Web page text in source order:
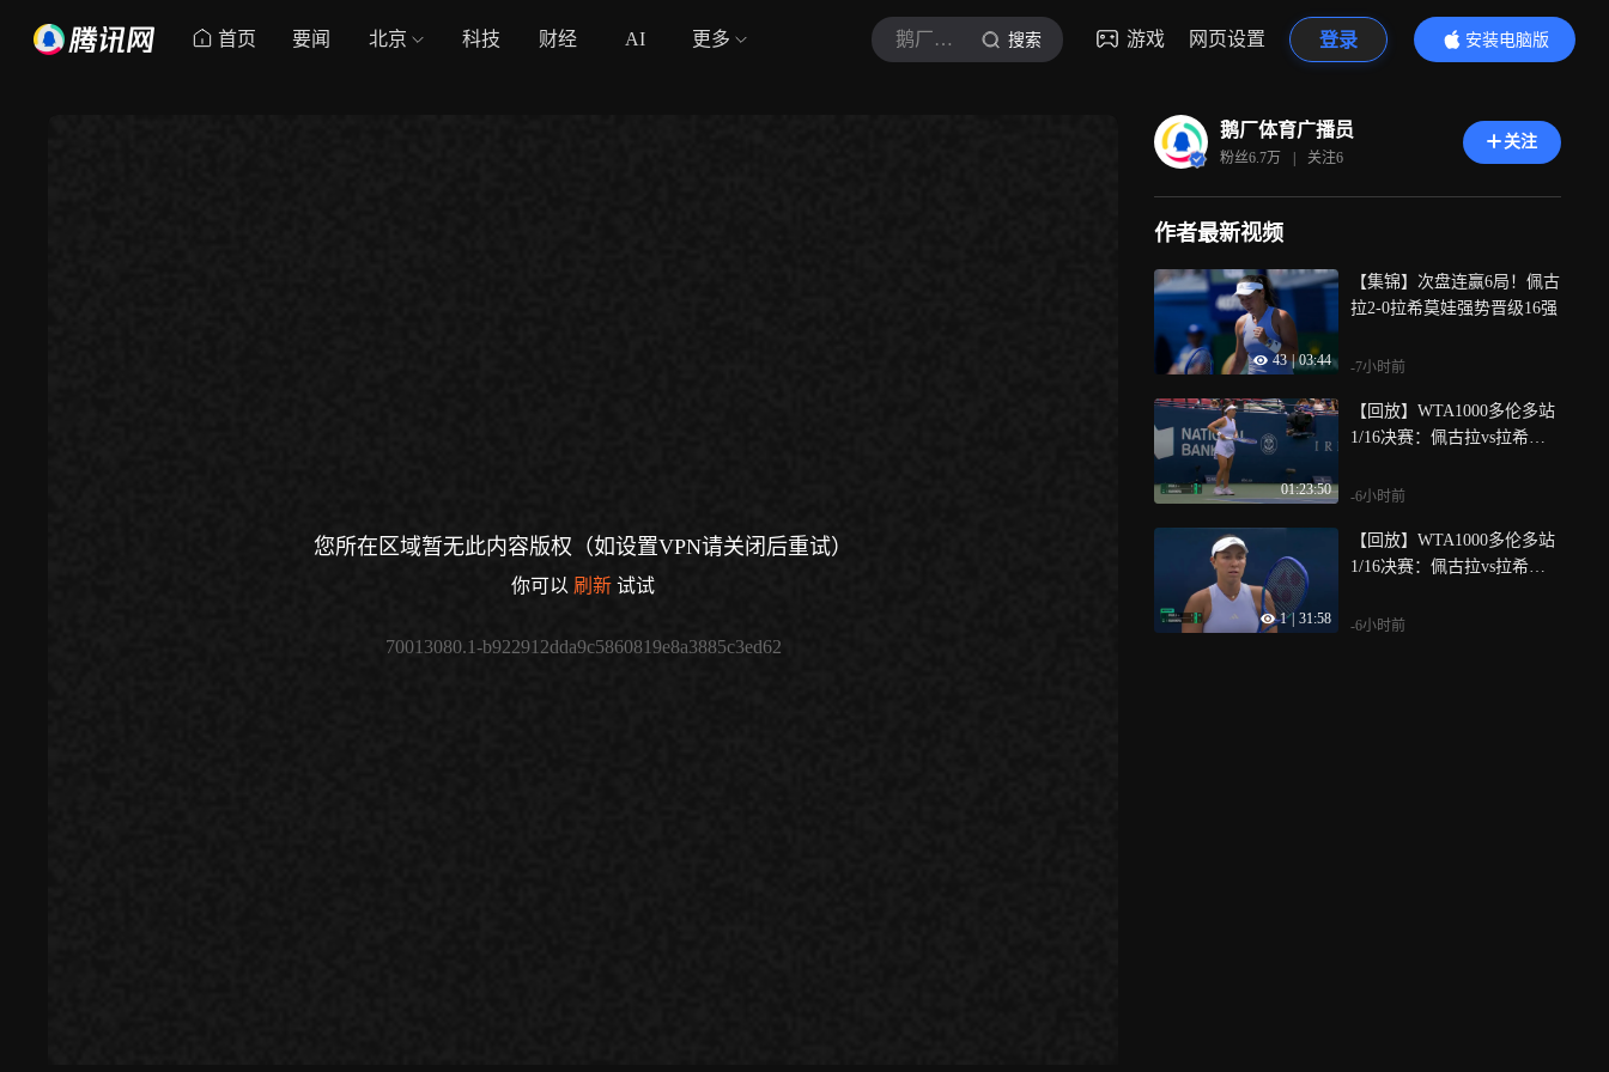
首页 要闻 北京 科技 财经 AI 更多 鹅厂体育广播员 搜索 游戏 网页设置 登录
安装电脑版
内容更精彩
您所在区域暂无此内容版权（如设置VPN请关闭后重试）
你可以 刷新 试试
70013080.1-b922912dda9c5860819e8a3885c3ed62
鹅厂体育广播员
粉丝6.7万 | 关注6
关注
作者最新视频
43 | 03:44
【集锦】次盘连赢6局！佩古
拉2-0拉希莫娃强势晋级16强
-7小时前
01:23:50
【回放】WTA1000多伦多站
1/16决赛：佩古拉vs拉希莫
-6小时前
1 | 31:58
【回放】WTA1000多伦多站
1/16决赛：佩古拉vs拉希莫
-6小时前